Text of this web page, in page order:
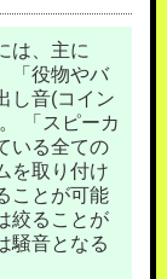
は、主に
「役物やバ
し音(コイン
「スピーカ
いる全ての
を取り付け
ことが可能
絞ることが
騒音となる